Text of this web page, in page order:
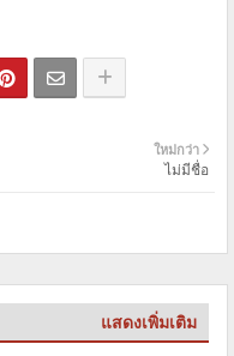
ใหม่กว่า
ไม่มีชื่อ
แสดงเพิ่มเติม